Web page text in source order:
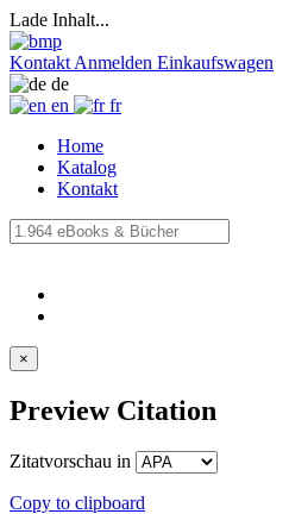
Lade Inhalt...
Kontakt Anmelden Einkaufswagen
de
en
fr
Home
Katalog
Kontakt
×
Preview Citation
Zitatvorschau in
Copy to clipboard